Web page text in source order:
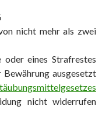
nicht mehr als zwei
eines Strafrestes
ausgesetzt
nicht widerrufen